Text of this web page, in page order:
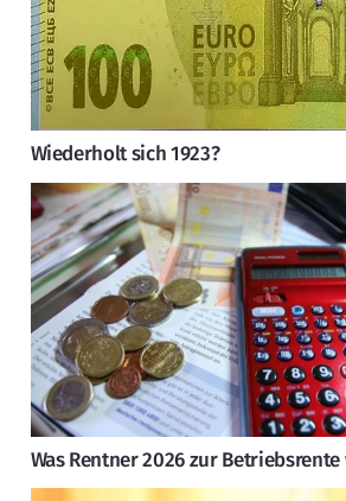
Wiederholt sich 1923?
Was Rentner 2026 zur